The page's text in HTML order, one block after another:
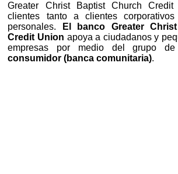
Greater Christ Baptist Church
clientes tanto a clientes
personales.
El banco Greater
Credit Union apoya a ciudadanos y
empresas por medio del grupo de
consumidor (banca comunitaria).